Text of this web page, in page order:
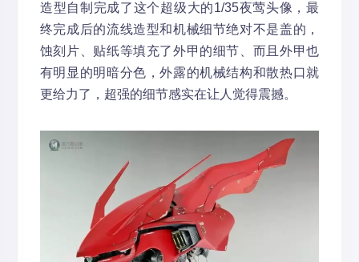
造型自制完成了这个超级大的1/35夜莺头像，最
终完成后的流线造型和机械细节绝对不是盖的，
蚀刻片、贴纸等填充了外甲的细节、而且外甲也
有明显的明暗分色，外露的机械结构和散热口就
更给力了，超强的细节感实在让人觉得震撼。